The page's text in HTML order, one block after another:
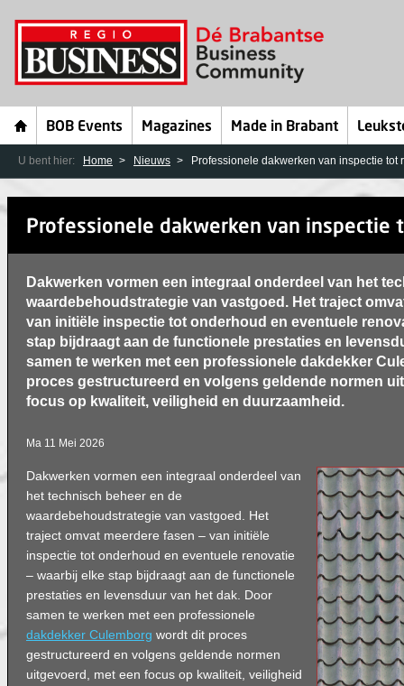
BOB Events Magazines Made in Brabant
U bent hier: Home Nieuws Professionele dakwerken van inspectie tot
Professionele dakwerken van inspectie
Dakwerken vormen een integraal onderdeel van het
waardebehoudstrategie van vastgoed. Het traject
van initiële inspectie tot onderhoud en eventuele
stap bijdraagt aan de functionele prestaties en
samen te werken met een professionele dakdekker
proces gestructureerd en volgens geldende normen
focus op kwaliteit, veiligheid en duurzaamheid.
Ma 11 Mei 2026
Dakwerken vormen een integraal onderdeel van
het technisch beheer en de
waardebehoudstrategie van vastgoed. Het
traject omvat meerdere fasen – van initiële
inspectie tot onderhoud en eventuele renovatie
– waarbij elke stap bijdraagt aan de functionele
prestaties en levensduur van het dak. Door
samen te werken met een professionele
dakdekker Culemborg wordt dit proces
gestructureerd en volgens geldende normen
uitgevoerd, met een focus op kwaliteit, veiligheid